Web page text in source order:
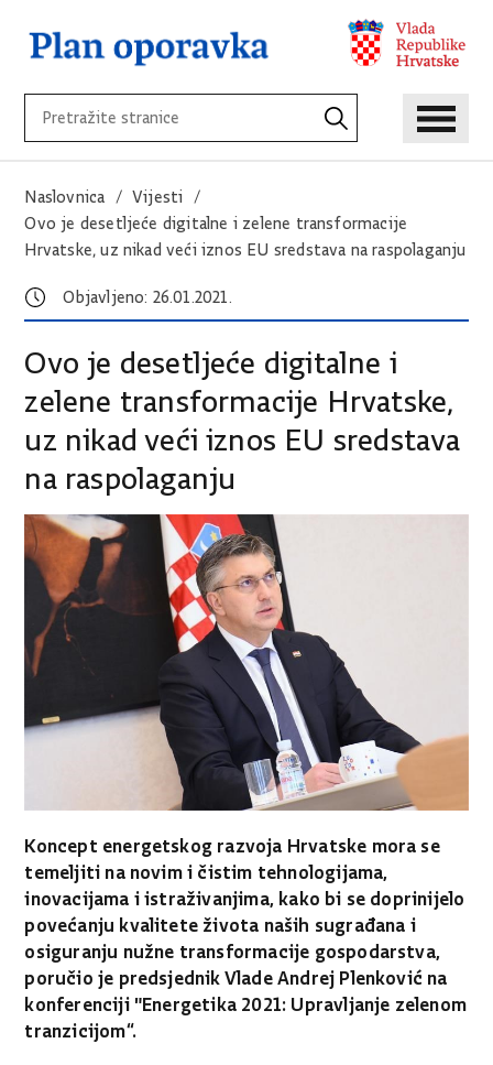
Naslovnica
Vijesti
Ovo je desetljeće digitalne i zelene transformacije
Hrvatske, uz nikad veći iznos EU sredstava na raspolaganju
Objavljeno: 26.01.2021.
Ovo je desetljeće digitalne i
zelene transformacije Hrvatske,
uz nikad veći iznos EU sredstava
na raspolaganju
Koncept energetskog razvoja Hrvatske mora se
temeljiti na novim i čistim tehnologijama,
inovacijama i istraživanjima, kako bi se doprinijelo
povećanju kvalitete života naših sugrađana i
osiguranju nužne transformacije gospodarstva,
poručio je predsjednik Vlade Andrej Plenković na
konferenciji "Energetika 2021: Upravljanje zelenom
tranzicijom“.